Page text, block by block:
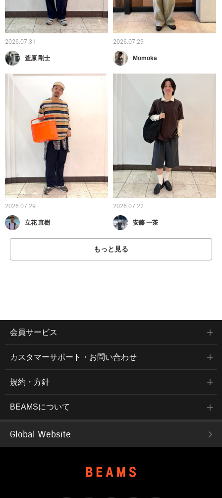
2026.07.31
萱原 剛士
2026.07.29
Momoka
2026.07.29
立花 直樹
2026.07.22
安藤 一茶
もっと見る
会員サービス
カスタマーサポート・お問い合わせ
規約・方針
BEAMSについて
Global Website